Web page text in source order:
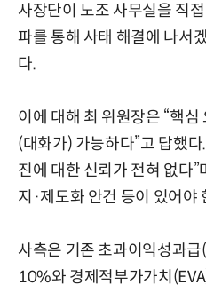
사장단이 노조 사무실을 직
파를 통해 사태 해결에 나서
다.
이에 대해 최 위원장은 “핵
(대화가) 가능하다”고 답했
진에 대한 신뢰가 전혀 없다”
지·제도화 안건 등이 있어야
사측은 기존 초과이익성과
10%와 경제적부가가치